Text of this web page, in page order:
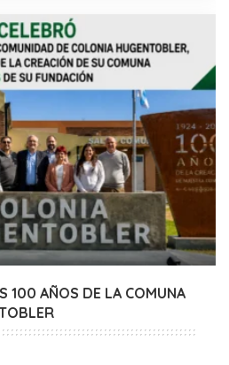
100 AÑOS DE LA COMUNA